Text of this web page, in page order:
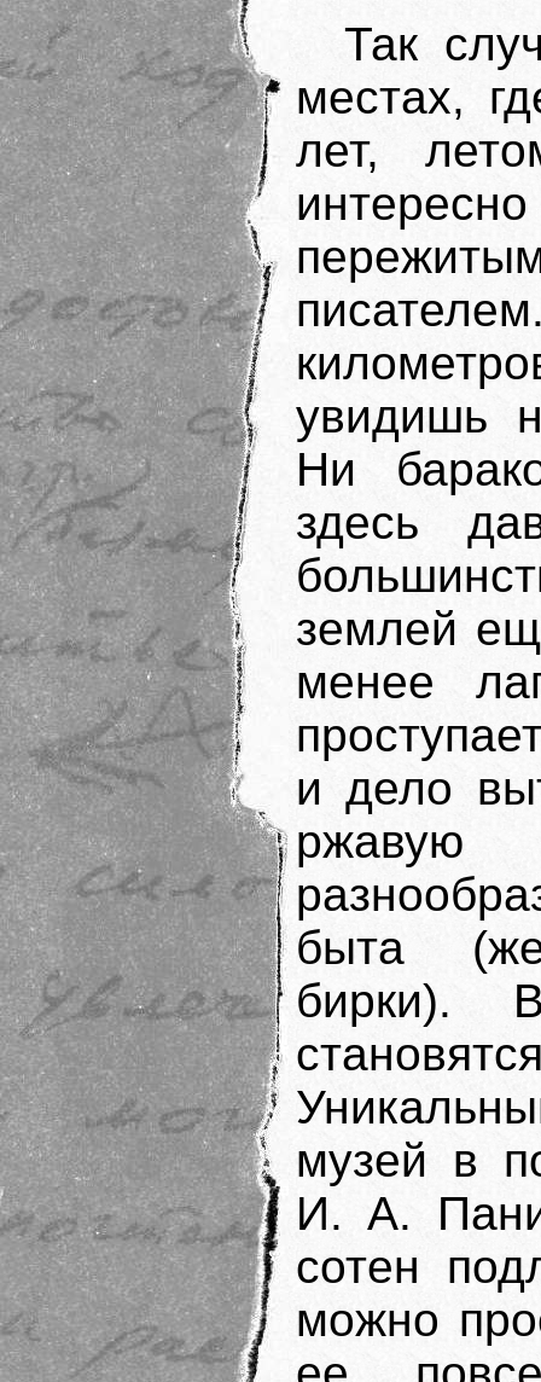
Так
местах,
лет,
увидишь
Ни
здесь
землей
менее
и дело
ржавую
быта
бирки).
музей в
И. А.
сотен
можно